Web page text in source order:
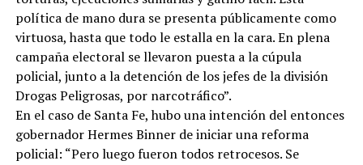
política de mano dura se presenta públicamente como
virtuosa, hasta que todo le estalla en la cara. En plena
campaña electoral se llevaron puesta a la cúpula
policial, junto a la detención de los jefes de la división
Drogas Peligrosas, por narcotráfico”.
En el caso de Santa Fe, hubo una intención del entonces
gobernador Hermes Binner de iniciar una reforma
policial: “Pero luego fueron todos retrocesos. Se